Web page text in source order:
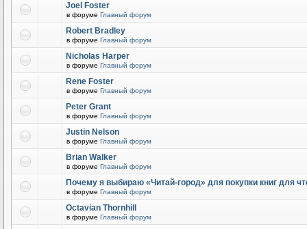
Joel Foster
в форуме Главный форум
Robert Bradley
в форуме Главный форум
Nicholas Harper
в форуме Главный форум
Rene Foster
в форуме Главный форум
Peter Grant
в форуме Главный форум
Justin Nelson
в форуме Главный форум
Brian Walker
в форуме Главный форум
Почему я выбираю «Читай-город» для покупки книг для
в форуме Главный форум
Octavian Thornhill
в форуме Главный форум